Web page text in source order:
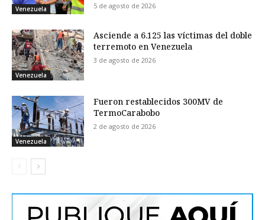
Venezuela 5 de agosto de 2026
Venezuela
Asciende a 6.125 las víctimas del doble
terremoto en Venezuela
3 de agosto de 2026
Venezuela
Fueron restablecidos 300MV de
TermoCarabobo
2 de agosto de 2026